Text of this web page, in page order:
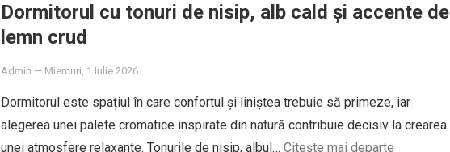
Dormitorul cu tonuri de nisip, alb cald și accente de
lemn crud
Admin — Miercuri, 1 Iulie 2026
Dormitorul este spațiul în care confortul și liniștea trebuie să primeze, iar
alegerea unei palete cromatice inspirate din natură contribuie decisiv la crearea
unei atmosfere relaxante. Tonurile de nisip, albul… Citește mai departe